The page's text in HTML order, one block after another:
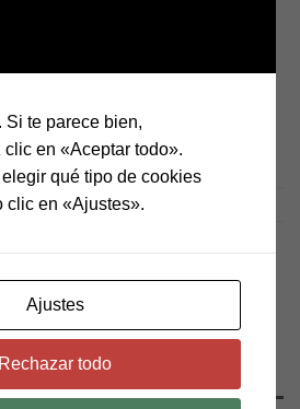
AÑADIR AL CARRITO
SKU:Q-00078
Si te parece bien,
en «Aceptar todo».
qué tipo de cookies
clic en «Ajustes».
Ajustes
Rechazar todo